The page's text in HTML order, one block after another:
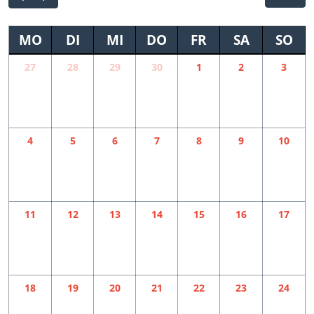
MO DI MI DO FR SA SO
27 28 29 30 1 2 3
4 5 6 7 8 9 10
11 12 13 14 15 16 17
18 19 20 21 22 23 24